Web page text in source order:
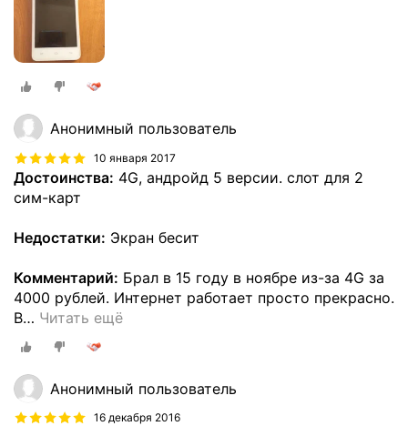
Анонимный пользователь
10 января 2017
Достоинства: 4G, андройд 5 версии. слот для 2
сим-карт
Недостатки: Экран бесит
Комментарий: Брал в 15 году в ноябре из-за 4G за
4000 рублей. Интернет работает просто прекрасно.
В… Читать ещё
Анонимный пользователь
16 декабря 2016